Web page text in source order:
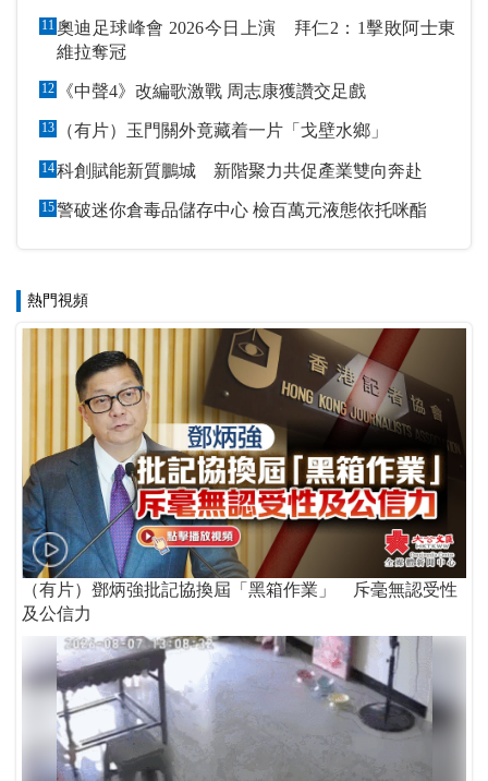
11奧迪足球峰會 2026今日上演 拜仁2：1擊敗阿士東
維拉奪冠
12 《中聲4》改編歌激戰 周志康獲讚交足戲
13 （有片）玉門關外竟藏着一片「戈壁水鄉」
14科創賦能新質鵬城 新階聚力共促產業雙向奔赴
15警破迷你倉毒品儲存中心 檢百萬元液態依托咪酯
熱門視頻
（有片）鄧炳強批記協換屆「黑箱作業」 斥毫無認受性
及公信力